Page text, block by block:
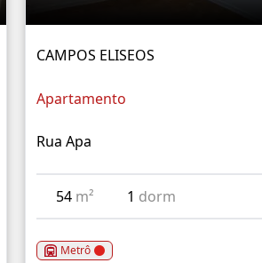
CAMPOS ELISEOS
Apartamento
Rua Apa
54 m² 1 dorm
Metrô